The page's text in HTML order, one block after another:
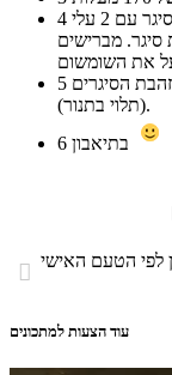
4
סיגר. מברישים
5
(תלוי בתנור).
6

עוד הצעות למתכונים